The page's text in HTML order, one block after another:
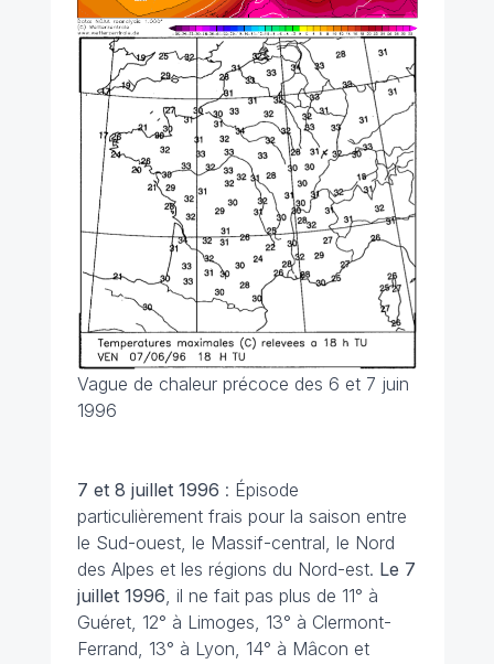
Vague de chaleur précoce des 6 et 7 juin
1996
7 et 8 juillet 1996 : Épisode
particulièrement frais pour la saison entre
le Sud-ouest, le Massif-central, le Nord
des Alpes et les régions du Nord-est. Le 7
juillet 1996 , il ne fait pas plus de 11° à
Guéret, 12° à Limoges, 13° à Clermont-
Ferrand, 13° à Lyon, 14° à Mâcon et